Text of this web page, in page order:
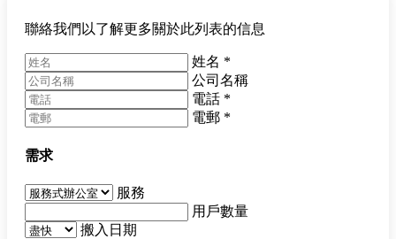
聯絡我們以了解更多關於此列表的信息
姓名 *
公司名稱
電話 *
電郵 *
需求
服務
用戶數量
搬入日期